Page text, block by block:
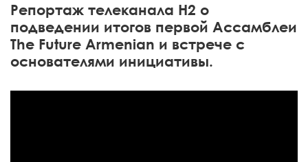
Репортаж телеканала H2 о
подведении итогов первой Ассамблеи
The Future Armenian и встрече с
основателями инициативы.